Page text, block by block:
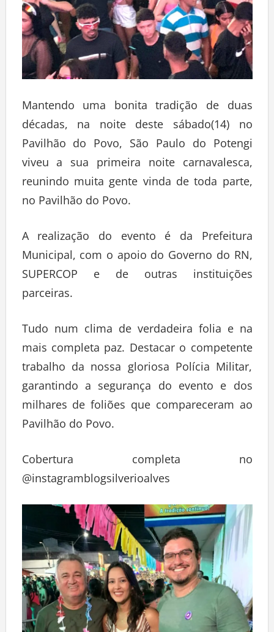
Mantendo uma bonita tradição de duas
décadas, na noite deste sábado(14) no
Pavilhão do Povo, São Paulo do Potengi
viveu a sua primeira noite carnavalesca,
reunindo muita gente vinda de toda parte,
no Pavilhão do Povo.
A realização do evento é da Prefeitura
Municipal, com o apoio do Governo do RN,
SUPERCOP e de outras instituições
parceiras.
Tudo num clima de verdadeira folia e na
mais completa paz. Destacar o competente
trabalho da nossa gloriosa Polícia Militar,
garantindo a segurança do evento e dos
milhares de foliões que compareceram ao
Pavilhão do Povo.
Cobertura completa no
@instagramblogsilverioalves